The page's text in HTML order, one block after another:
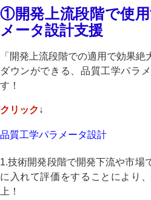
①開発上流段階で使
メータ設計支援
「開発上流段階での適用で効果
ダウンができる、品質工学パラ
す！
クリック ↓
品質工学パラメータ設計
1.技術開発段階で開発下流や市場
に入れて評価をすることにより
上！